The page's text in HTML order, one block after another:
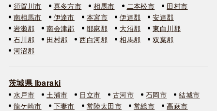
須賀川市
喜多方市 相馬市 二本松市
田村市
南相馬市
伊達市 本宮市 伊達郡
安達郡
岩瀬郡
南会津郡 耶麻郡 大沼郡
東白川郡
石川郡
田村郡 西白河郡 相馬郡
双葉郡
河沼郡
茨城県 Ibaraki
水戸市 土浦市 日立市 古河市 石岡市
結城市
龍ケ崎市
下妻市 常陸太田市 常総市
高萩市